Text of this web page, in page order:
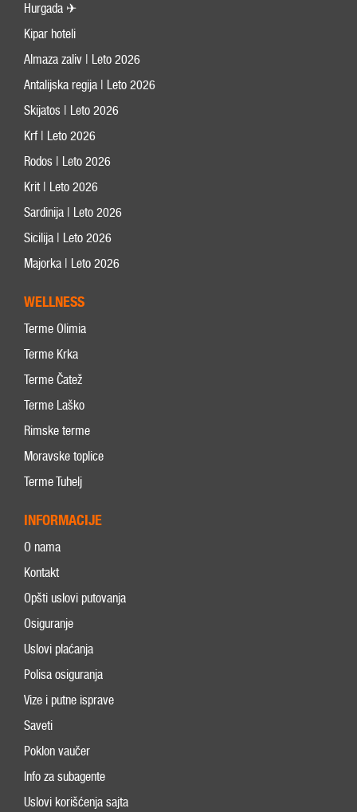
Hurgada ✈
Kipar hoteli
Almaza zaliv | Leto 2026
Antalijska regija | Leto 2026
Skijatos | Leto 2026
Krf | Leto 2026
Rodos | Leto 2026
Krit | Leto 2026
Sardinija | Leto 2026
Sicilija | Leto 2026
Majorka | Leto 2026
WELLNESS
Terme Olimia
Terme Krka
Terme Čatež
Terme Laško
Rimske terme
Moravske toplice
Terme Tuhelj
INFORMACIJE
O nama
Kontakt
Opšti uslovi putovanja
Osiguranje
Uslovi plaćanja
Polisa osiguranja
Vize i putne isprave
Saveti
Poklon vaučer
Info za subagente
Uslovi korišćenja sajta